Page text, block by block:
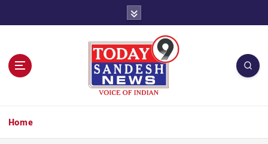
Home